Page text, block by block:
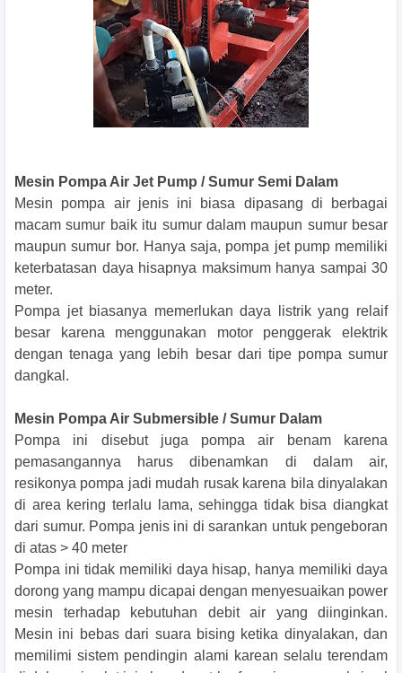
Mesin Pompa Air Jet Pump / Sumur Semi Dalam
Mesin pompa air jenis ini biasa dipasang di berbagai
macam sumur baik itu sumur dalam maupun sumur besar
maupun sumur bor. Hanya saja, pompa jet pump memiliki
keterbatasan daya hisapnya maksimum hanya sampai 30
meter.
Pompa jet biasanya memerlukan daya listrik yang relaif
besar karena menggunakan motor penggerak elektrik
dengan tenaga yang lebih besar dari tipe pompa sumur
dangkal.
Mesin Pompa Air Submersible / Sumur Dalam
Pompa ini disebut juga pompa air benam karena
pemasangannya harus dibenamkan di dalam air,
resikonya pompa jadi mudah rusak karena bila dinyalakan
di area kering terlalu lama, sehingga tidak bisa diangkat
dari sumur. Pompa jenis ini di sarankan untuk pengeboran
di atas > 40 meter
Pompa ini tidak memiliki daya hisap, hanya memiliki daya
dorong yang mampu dicapai dengan menyesuaikan power
mesin terhadap kebutuhan debit air yang diinginkan.
Mesin ini bebas dari suara bising ketika dinyalakan, dan
memilimi sistem pendingin alami karean selalu terendam